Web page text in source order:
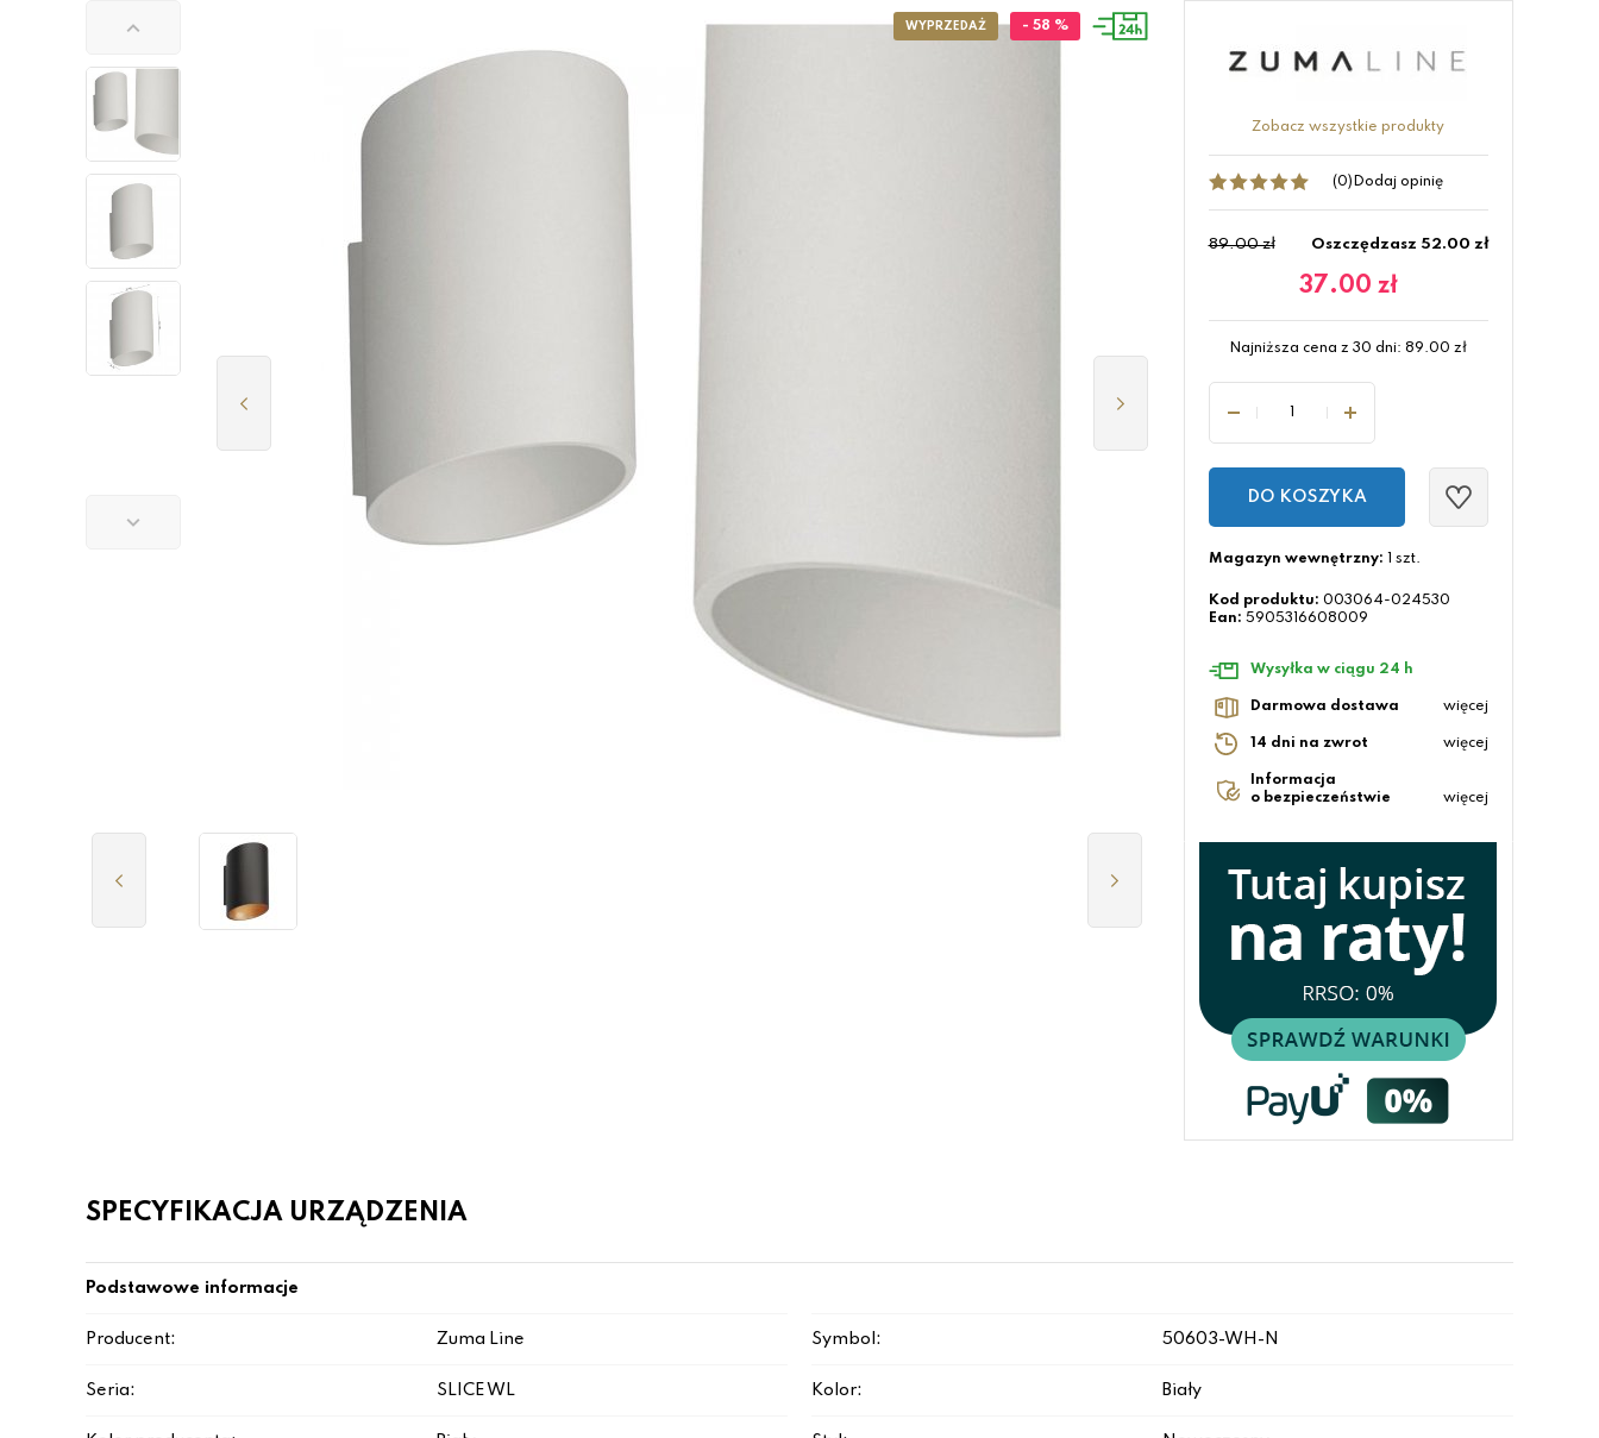
- 58 %
Zobacz wszystkie produkty
(0) Dodaj opinię
89.00 zł Oszczędzasz 52.00 zł
37.00 zł
Najniższa cena z 30 dni: 89.00 zł
DO KOSZYKA
Magazyn wewnętrzny: 1 szt.
Kod produktu: 003064-024530
Ean: 5905316608009
Wysyłka w ciągu 24 h
Darmowa dostawa więcej
14 dni na zwrot więcej
Informacja
o bezpieczeństwie
więcej
SPECYFIKACJA URZĄDZENIA
Podstawowe informacje
Producent: Zuma Line Symbol: 50603-WH-N
Seria: SLICE WL Kolor: Biały